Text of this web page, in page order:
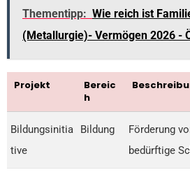
Thementipp: Wie reich ist
(Metallurgie)- Vermögen 2026 -
Projekt
Bereic
h
Bildungsinitia
tive
Bildung
Förderung
bedürftige